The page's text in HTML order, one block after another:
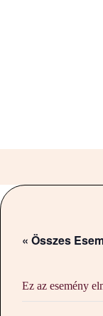
« Összes
Ez az esemény